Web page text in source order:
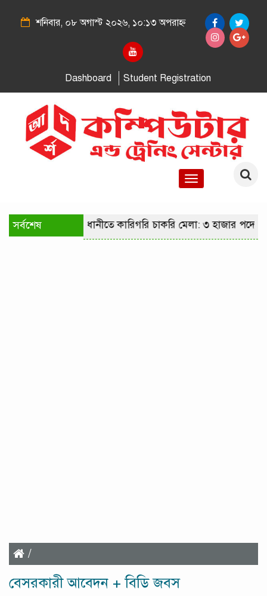
শনিবার, ০৮ অগাস্ট ২০২৬, ১০:১৩ অপরাহ্ন
Dashboard Student Registration
Toggle
সর্বশেষ রাজধানীতে কারিগরি চাকরি মেলা: ৩ হাজার পদে
/
বেসরকারী আবেদন + বিডি জবস